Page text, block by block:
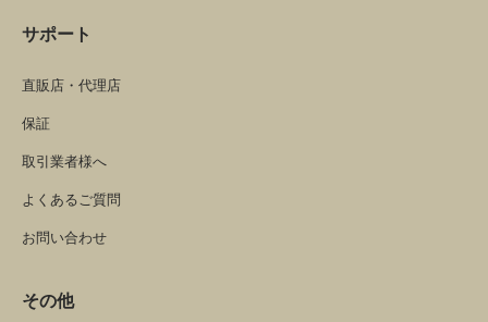
サポート
直販店・代理店
保証
取引業者様へ
よくあるご質問
お問い合わせ
その他